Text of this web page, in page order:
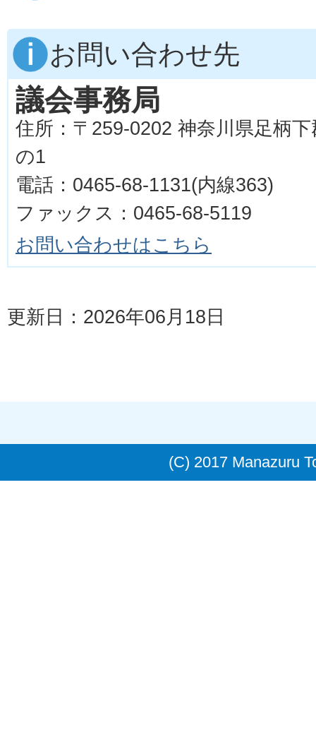
お問い合わせ先
議会事務局
住所：〒259-0202 神奈川県足柄
の1
電話：0465-68-1131(内線363)
ファックス：0465-68-5119
お問い合わせはこちら
更新日：2026年06月18日
(C) 2017 Manazuru